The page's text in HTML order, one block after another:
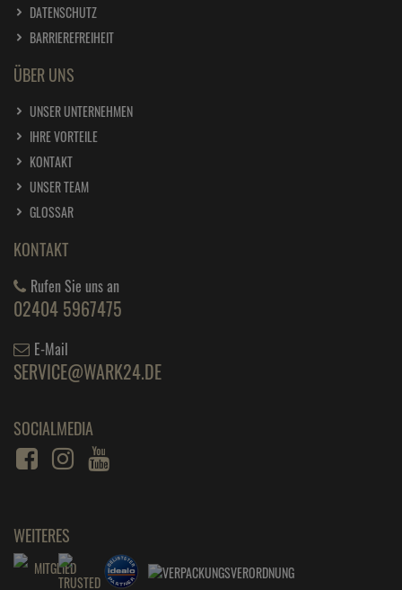
DATENSCHUTZ
BARRIEREFREIHEIT
ÜBER UNS
UNSER UNTERNEHMEN
IHRE VORTEILE
KONTAKT
UNSER TEAM
GLOSSAR
KONTAKT
Rufen Sie uns an
02404 5967475
E-Mail
SERVICE@WARK24.DE
SOCIALMEDIA
WEITERES